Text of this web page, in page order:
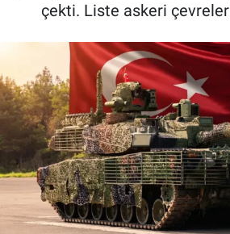
çekti. Liste askeri
TV VE SİNEMA
BASKETBOL
SAĞLIK
GENEL